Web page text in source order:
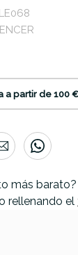
más barato?
rellenando el